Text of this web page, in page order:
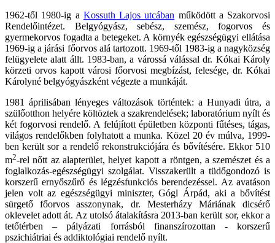
1962-től 1980-ig a Kossuth Lajos utcában működött a Szakorvosi
Rendelőintézet. Belgyógyász, sebész, szemész, fogorvos és
gyermekorvos fogadta a betegeket. A környék egészségügyi ellátása
1969-ig a járási főorvos alá tartozott. 1969-től 1983-ig a nagyközség
felügyelete alatt állt. 1983-ban, a várossá válással dr. Kókai Károly
körzeti orvos kapott városi főorvosi megbízást, felesége, dr. Kókai
Károlyné belgyógyászként végezte a munkáját.
1981 áprilisában lényeges változások történtek: a Hunyadi útra, a
szülőotthon helyére költöztek a szakrendelések; laboratórium nyílt és
két fogorvosi rendelő. A felújított épületben központi fűtéses, tágas,
világos rendelőkben folyhatott a munka. Közel 20 év múlva, 1999-
ben került sor a rendelő rekonstrukciójára és bővítésére. Ekkor 510
m2-rel nőtt az alapterület, helyet kapott a röntgen, a szemészet és a
foglalkozás-egészségügyi szolgálat. Visszakerült a tüdőgondozó is
korszerű ernyőszűrő és légzésfunkciós berendezéssel. Az avatáson
jelen volt az egészségügyi miniszter, Gógl Árpád, aki a bővítést
sürgető főorvos asszonynak, dr. Mesterházy Máriának dicsérő
oklevelet adott át. Az utolsó átalakításra 2013-ban került sor, ekkor a
tetőtérben – pályázati forrásból finanszírozottan - korszerű
pszichiátriai és addiktológiai rendelő nyílt.